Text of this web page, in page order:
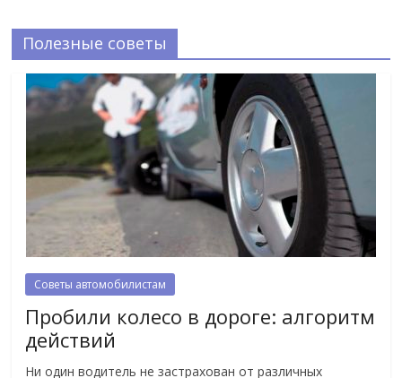
Полезные советы
Советы автомобилистам
Пробили колесо в дороге: алгоритм
действий
Ни один водитель не застрахован от различных